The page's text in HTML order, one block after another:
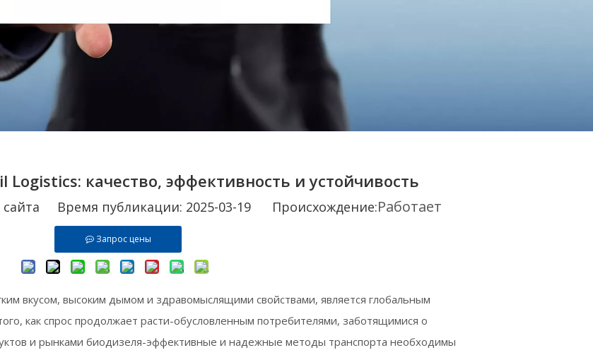
Logistics: качество, эффективность и устойчивость
Время публикации: 2025-03-19 Происхождение:Работает
Запрос цены
вкусом, высоким дымом и здравомыслящими свойствами, является глобальным
как спрос продолжает расти-обусловленным потребителями, заботящимися о
и рынками биодизеля-эффективные и надежные методы транспорта необходимы